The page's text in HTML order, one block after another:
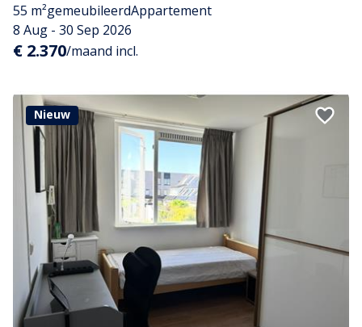
55 m²gemeubileerdAppartement
8 Aug - 30 Sep 2026
€ 2.370/maand incl.
Nieuw